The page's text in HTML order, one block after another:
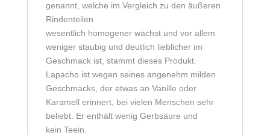
genannt, welche im Vergleich zu den äußeren
Rindenteilen
wesentlich homogener wächst und vor allem
weniger staubig und deutlich lieblicher im
Geschmack ist, stammt dieses Produkt.
Lapacho ist wegen seines angenehm milden
Geschmacks, der etwas an Vanille oder
Karamell erinnert, bei vielen Menschen sehr
beliebt. Er enthält wenig Gerbsäure und
kein Teein.